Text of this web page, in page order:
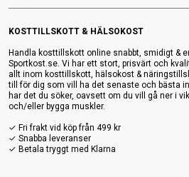
KOSTTILLSKOTT & HÄLSOKOST
Handla kosttillskott online snabbt, smidigt &
Sportkost.se. Vi har ett stort, prisvärt och
allt inom kosttillskott, hälsokost &
till för dig som vill ha det senaste och bästa
har det du söker, oavsett om du vill gå ner i
och/eller bygga muskler.
✓ Fri frakt vid köp från 499 kr
✓ Snabba leveranser
✓ Betala tryggt med Klarna